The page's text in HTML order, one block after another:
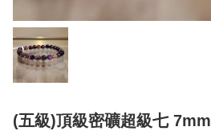
(五級)頂級密礦超級七 7mm